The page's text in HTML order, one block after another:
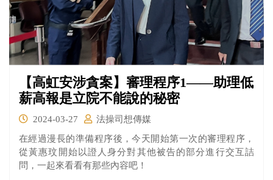
【高虹安涉貪案】審理程序1——助理低
薪高報是立院不能說的秘密
2024-03-27
法操司想傳媒
在經過漫長的準備程序後，今天開始第一次的審理程序，
從黃惠玟開始以證人身分對其他被告的部分進行交互詰
問，一起來看看有那些內容吧！